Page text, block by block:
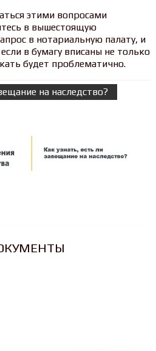
этими вопросами
в вышестоящую
в нотариальную палату, и
в бумагу вписаны не только
будет проблематично.
на наследство?